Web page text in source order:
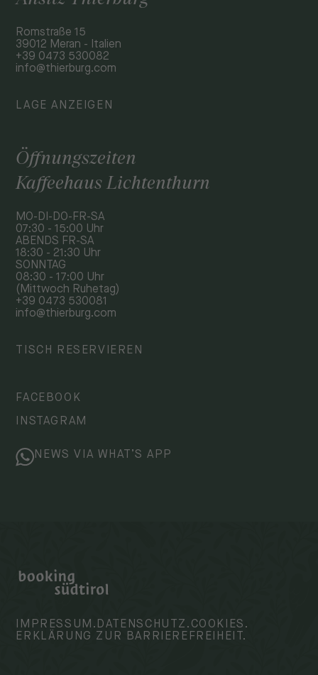
Romstraße 15
39012 Meran - Italien
+39 0473 530082
info@thierburg.com
LAGE ANZEIGEN
Öffnungszeiten
Kaffeehaus Lichtenthurn
MO-DI-DO-FR-SA
07:30 - 15:00 Uhr
ABENDS FR-SA
18:30 - 21:30 Uhr
SONNTAG
08:30 - 17:00 Uhr
(Mittwoch Ruhetag)
+39 0473 530081
info@thierburg.com
TISCH RESERVIEREN
FACEBOOK
INSTAGRAM
NEWS VIA WHAT’S APP
IMPRESSUM.DATENSCHUTZ.COOKIES.
ERKLÄRUNG ZUR BARRIEREFREIHEIT.